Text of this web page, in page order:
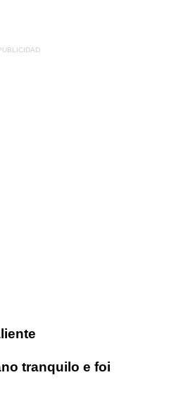
tranquilo e foi